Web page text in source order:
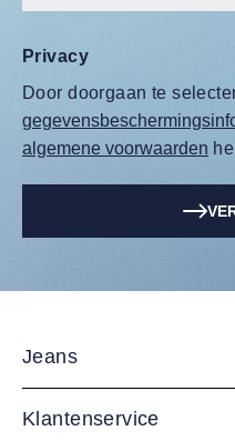
Privacy
Door doorgaan te
algemene voorwaarden
Jeans
Klantenservice